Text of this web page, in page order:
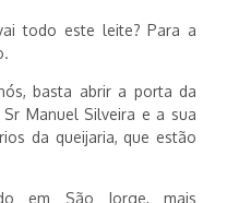
todo este leite? Para a
basta abrir a porta da
Manuel Silveira e a sua
da queijaria, que estão
em São Jorge, mais